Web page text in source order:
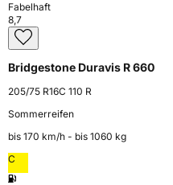
Fabelhaft
8,7
Bridgestone Duravis R 660
205/75 R16C 110 R
Sommerreifen
bis 170 km⁠/⁠h - bis 1060 kg
C